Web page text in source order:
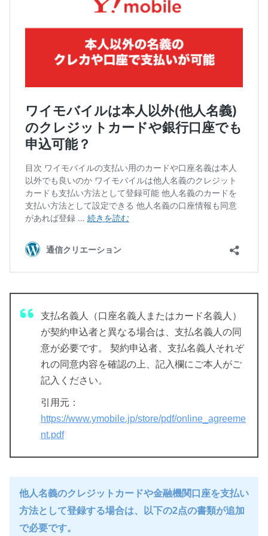
支払名義人（口座名義人またはカード名義人）
が契約申込者と異なる場合は、支払名義人の同
意が必要です。 契約申込者、支払名義人それぞ
れの同意内容を確認の上、記入欄にご本人がご
記入ください。
引用元：
https://www.ymobile.jp/store/pdf/online_agreeme
nt.pdf
他人名義のクレジットカードや金融機関口座を支払い
方法として登録する場合は、以下の2点の書類が追加
で必要です。